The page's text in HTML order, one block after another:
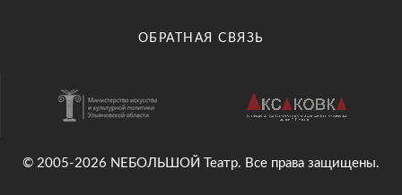
ОБРАТНАЯ СВЯЗЬ
© 2005-2026 NEБОЛЬШОЙ Театр. Все права защищены.